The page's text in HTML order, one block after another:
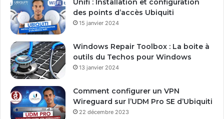
m
a
Unifi : Installation et configuration
des points d’accès Ubiquiti
15 janvier 2024
Windows Repair Toolbox : La boite à
outils du Techos pour Windows
13 janvier 2024
Comment configurer un VPN
Wireguard sur l’UDM Pro SE d’Ubiquiti
22 décembre 2023